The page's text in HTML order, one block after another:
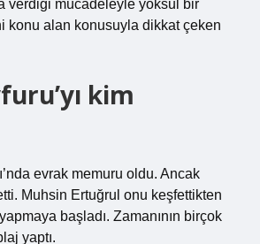
verdiği mücadeleyle yoksul bir
konu alan konusuyla dikkat çeken
kim
evrak memuru oldu. Ancak
Muhsin Ertuğrul onu keşfettikten
başladı. Zamanının birçok
yaptı.